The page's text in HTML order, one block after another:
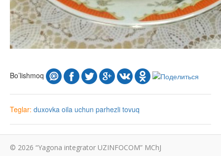
Bo’lishmoq
Teglar: duxovka oila uchun parhezli tovuq
© 2026 “Yagona integrator UZINFOCOM” MChJ